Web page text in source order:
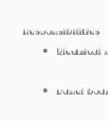
Responsibilities
Electrical
Panel